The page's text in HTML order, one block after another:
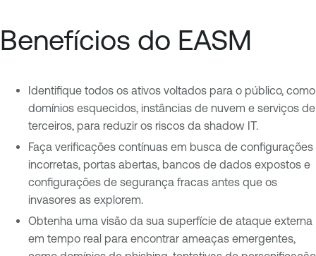
Benefícios do EASM
Identifique todos os ativos voltados para o público, como
domínios esquecidos, instâncias de nuvem e serviços de
terceiros, para reduzir os riscos da shadow IT.
Faça verificações contínuas em busca de configurações
incorretas, portas abertas, bancos de dados expostos e
configurações de segurança fracas antes que os
invasores as explorem.
Obtenha uma visão da sua superfície de ataque externa
em tempo real para encontrar ameaças emergentes,